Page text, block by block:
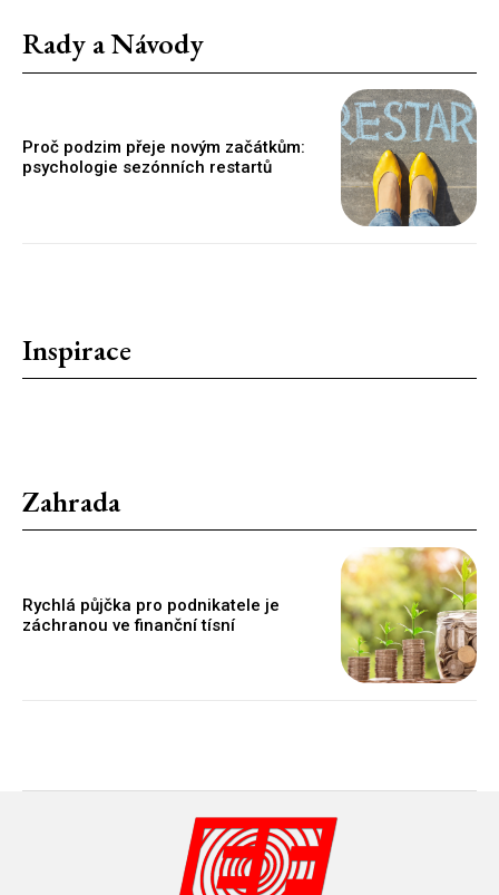
Rady a Návody
Proč podzim přeje novým začátkům:
psychologie sezónních restartů
Inspirace
Zahrada
Rychlá půjčka pro podnikatele je
záchranou ve finanční tísní